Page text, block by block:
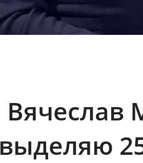
Вячеслав
выделяю